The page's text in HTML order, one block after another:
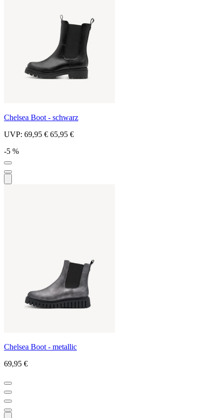
Chelsea Boot - schwarz
UVP: 69,95 € 65,95 €
-5 %
Chelsea Boot - metallic
69,95 €